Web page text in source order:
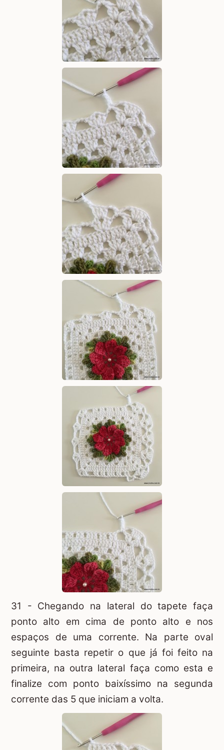
31 - Chegando na lateral do tapete faça
ponto alto em cima de ponto alto e nos
espaços de uma corrente. Na parte oval
seguinte basta repetir o que já foi feito na
primeira, na outra lateral faça como esta e
finalize com ponto baixíssimo na segunda
corrente das 5 que iniciam a volta.